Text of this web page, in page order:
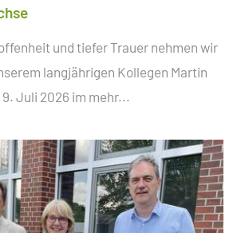
und tiefer Trauer nehmen wir
langjährigen Kollegen Martin
Juli 2026 im mehr...